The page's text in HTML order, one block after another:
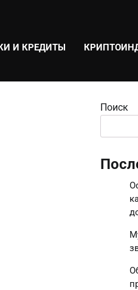
И КРЕДИТЫ
Поиск